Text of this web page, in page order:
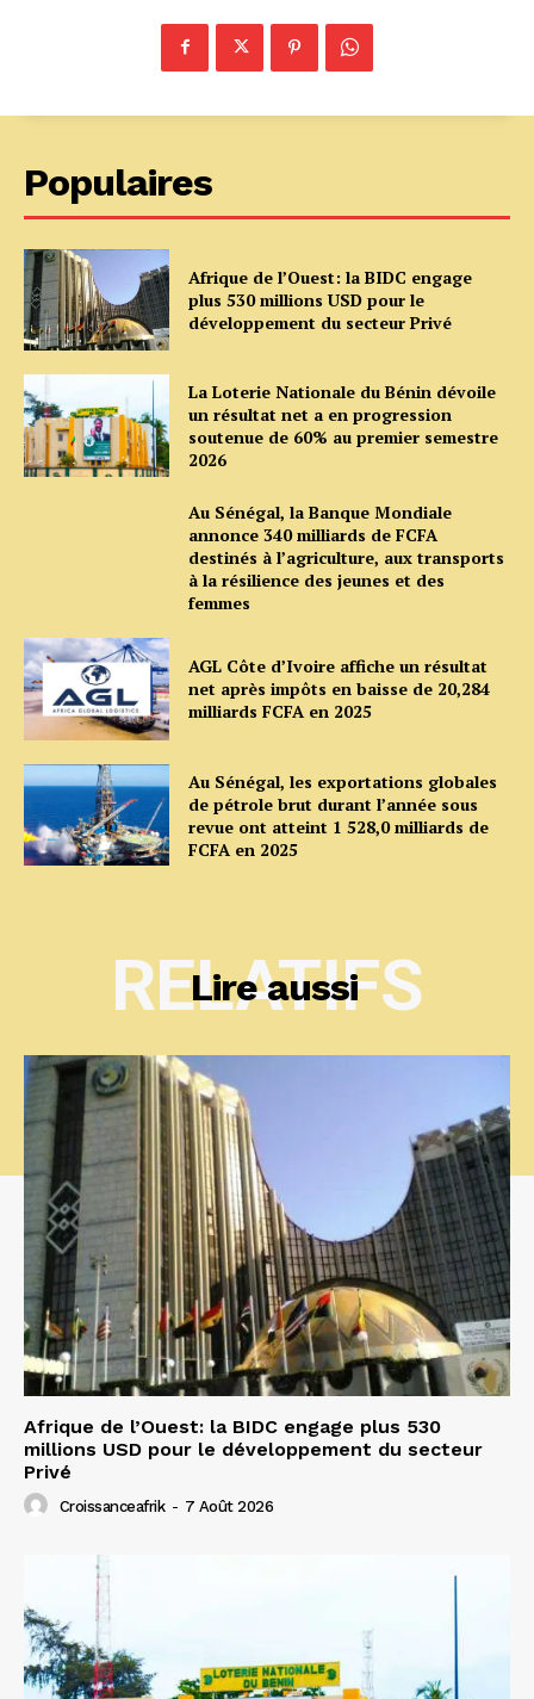
Populaires
Afrique de l’Ouest: la BIDC engage
plus 530 millions USD pour le
développement du secteur Privé
La Loterie Nationale du Bénin dévoile
un résultat net a en progression
soutenue de 60% au premier semestre
2026
Au Sénégal, la Banque Mondiale
annonce 340 milliards de FCFA
destinés à l’agriculture, aux transports
à la résilience des jeunes et des
femmes
AGL Côte d’Ivoire affiche un résultat
net après impôts en baisse de 20,284
milliards FCFA en 2025
Au Sénégal, les exportations globales
de pétrole brut durant l’année sous
revue ont atteint 1 528,0 milliards de
FCFA en 2025
Lire aussi
RELATIFS
Afrique de l’Ouest: la BIDC engage plus 530
millions USD pour le développement du secteur
Privé
Croissanceafrik - 7 Août 2026